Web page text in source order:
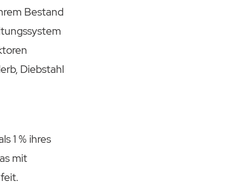
Bestand
Diebstahl
1 % ihres
mit